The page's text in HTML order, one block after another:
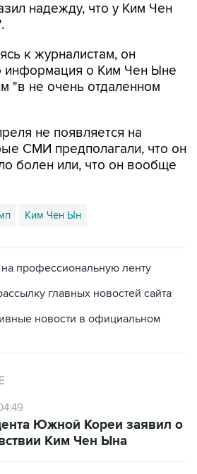
надежду, что у Ким Чен
к журналистам, он
информация о Ким Чен Ыне
"в не очень отдаленном
не появляется на
СМИ предполагали, что он
болен или, что он вообще
Ким Чен Ын
на профессиональную ленту
главных новостей сайта
новости в официальном
Южной Кореи заявил о
Ким Чен Ына